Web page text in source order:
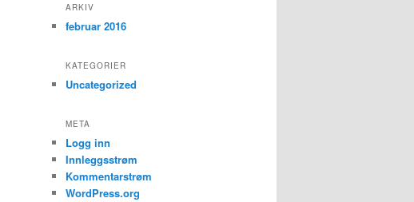
ARKIV
februar 2016
KATEGORIER
Uncategorized
META
Logg inn
Innleggsstrøm
Kommentarstrøm
WordPress.org